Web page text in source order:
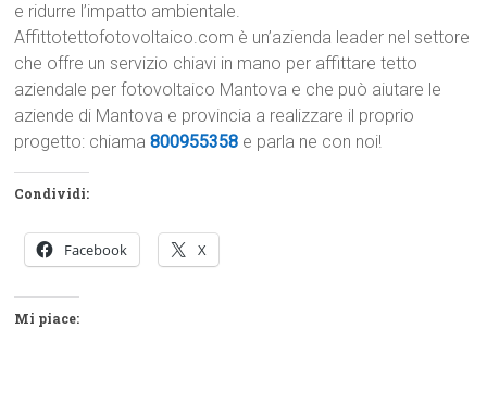
e ridurre l’impatto ambientale.
Affittotettofotovoltaico.com è un’azienda leader nel settore
che offre un servizio chiavi in mano per affittare tetto
aziendale per fotovoltaico Mantova e che può aiutare le
aziende di Mantova e provincia a realizzare il proprio
progetto: chiama800955358 e parla ne con noi!
Condividi:
Facebook X
Mi piace: